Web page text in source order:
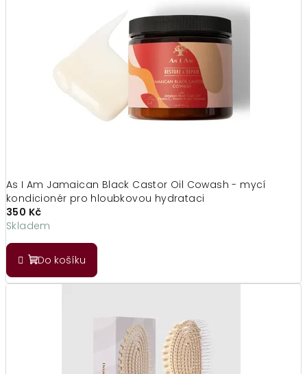
As I Am Jamaican Black Castor Oil Cowash - mycí
kondicionér pro hloubkovou hydrataci
350 Kč
Skladem
Do košíku